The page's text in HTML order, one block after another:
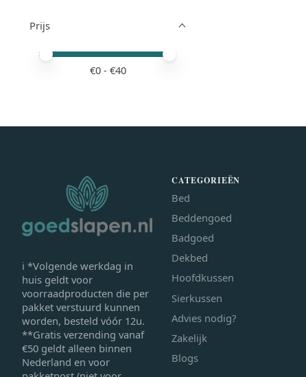
Prijs
Minimale prijswaarde
Price maximum value
€0- €40
ℹ *Volgende werkdag in
huis geldt voor
voorraadproducten die per
pakket verstuurd kunnen
worden, besteld vóór 12u.
**Gratis verzending vanaf
€50 geldt alleen binnen
Nederland en voor
CATEGORIEËN
Bed
Beddengoed
Badgoed
Dekbed
Hoofdkussen
Sierkussen
Advies nodig?
Zakelijk
Blogs